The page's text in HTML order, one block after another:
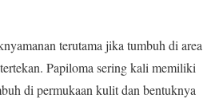
terutama jika tumbuh di area
Papiloma sering kali memiliki
di permukaan kulit dan bentuknya